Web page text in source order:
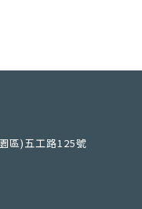
區)五工路125號